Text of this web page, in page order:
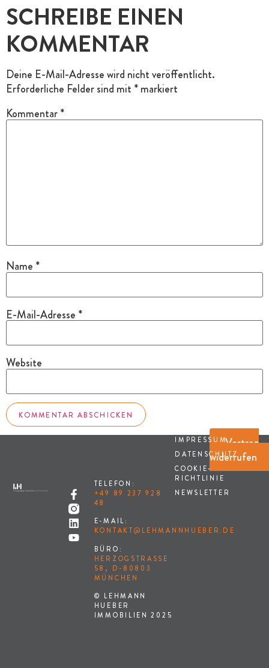
SCHREIBE EINEN
KOMMENTAR
Deine E-Mail-Adresse wird nicht veröffentlicht.
Erforderliche Felder sind mit *markiert
Kommentar*
Name *
E-Mail-Adresse *
Website
TELEFON:
+49 89 237 928
48
E-MAIL:
KONTAKT@LEHMANNHUEBER.DE
BÜRO:
HERZOGSTRASSE 5
8, D-80803 M
ÜNCHEN
© LEHMANN
HUEBER
IMMOBILIEN 2025
IMPRESSUM
DATENSCHUTZ
COOKIE-
RICHTLINIE
NEWSLETTER
Vertrag
widerrufen